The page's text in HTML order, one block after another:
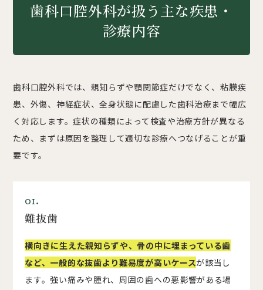
歯科口腔外科が扱う主な疾患・
診療内容
歯科口腔外科では、親知らずや顎関節症だけでなく、粘膜疾
患、外傷、神経症状、全身状態に配慮した歯科治療まで幅広
く対応します。症状の種類によって検査や治療方針が異なる
ため、まずは原因を整理して適切な診療へつなげることが重
要です。
01.
難抜歯
横向きに生えた親知らずや、骨の中に埋まっている歯
など、一般的な抜歯より難易度が高いケースが該当し
ます。強い痛みや腫れ、周囲の歯への悪影響がある場